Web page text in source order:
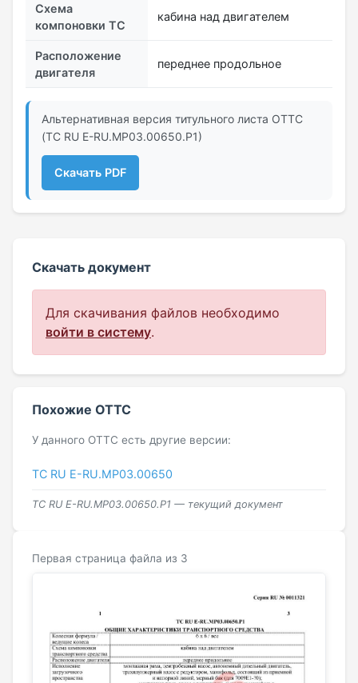
Схема
компоновки ТС
кабина над двигателем
Расположение
двигателя
переднее продольное
Альтернативная версия титульного листа ОТТС
(ТС RU Е-RU.МР03.00650.Р1)
Скачать PDF
Скачать документ
Для скачивания файлов необходимо
войти в систему.
Похожие ОТТС
У данного ОТТС есть другие версии:
ТС RU Е-RU.МР03.00650
ТС RU Е-RU.МР03.00650.Р1 — текущий документ
Первая страница файла из 3